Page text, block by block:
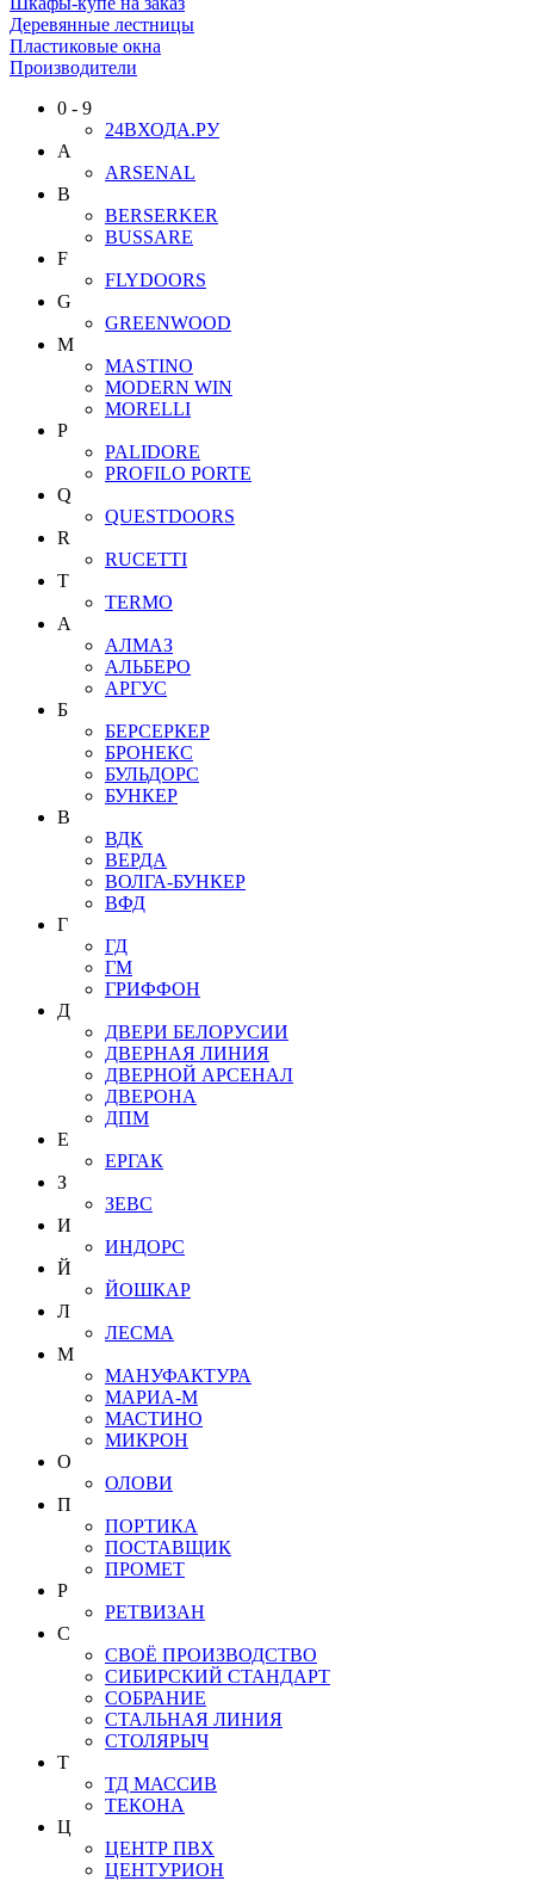
Деревянные лестницы
Пластиковые окна
Производители
0 - 9
24ВХОДА.РУ
A
ARSENAL
B
BERSERKER
BUSSARE
F
FLYDOORS
G
GREENWOOD
M
MASTINO
MODERN WIN
MORELLI
P
PALIDORE
PROFILO PORTE
Q
QUESTDOORS
R
RUCETTI
T
TERMO
А
АЛМАЗ
АЛЬБЕРО
АРГУС
Б
БЕРСЕРКЕР
БРОНЕКС
БУЛЬДОРС
БУНКЕР
В
ВДК
ВЕРДА
ВОЛГА-БУНКЕР
ВФД
Г
ГД
ГМ
ГРИФФОН
Д
ДВЕРИ БЕЛОРУСИИ
ДВЕРНАЯ ЛИНИЯ
ДВЕРНОЙ АРСЕНАЛ
ДВЕРОНА
ДПМ
Е
ЕРГАК
З
ЗЕВС
И
ИНДОРС
Й
ЙОШКАР
Л
ЛЕСМА
М
МАНУФАКТУРА
МАРИА-М
МАСТИНО
МИКРОН
О
ОЛОВИ
П
ПОРТИКА
ПОСТАВЩИК
ПРОМЕТ
Р
РЕТВИЗАН
С
СВОЁ ПРОИЗВОДСТВО
СИБИРСКИЙ СТАНДАРТ
СОБРАНИЕ
СТАЛЬНАЯ ЛИНИЯ
СТОЛЯРЫЧ
Т
ТД МАССИВ
ТЕКОНА
Ц
ЦЕНТР ПВХ
ЦЕНТУРИОН